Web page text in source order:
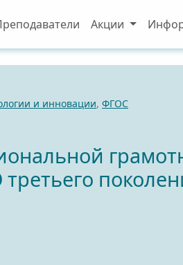
Акции
и инновации, ФГОС